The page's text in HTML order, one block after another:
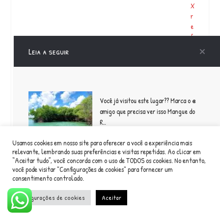
X
r
e
f
e
e
a
P
r
Leia a seguir
Você já visitou este lugar?? Marca o @
amigo que precisa ver isso Mangue do
R…
Para sexta semana de lives do ARF
teremos o grande @marcolacerdablues .
Usamos cookies em nosso site para oferecer a você a experiência mais
relevante, lembrando suas preferências e visitas repetidas. Ao clicar em
“Aceitar tudo”, você concorda com o uso de TODOS os cookies. No entanto,
você pode visitar "Configurações de cookies" para fornecer um
consentimento controlado.
Configurações de cookies Aceitar